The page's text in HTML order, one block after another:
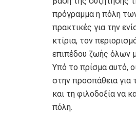
πρόγραμμα η πόλη
πρακτικές για την
κτίρια, τον
επιπέδου ζωής όλων
Υπό το πρίσμα αυτό,
στην προσπάθεια για
και τη φιλοδοξία να
πόλη.